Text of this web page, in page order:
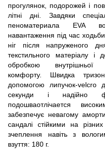
прогулянок, подорожей і
літні дні. Завдяки
пеноматериала EVA
навантаження під час
ніг після напруженого
текстильного матеріалу і
обробкою
комфорту. Швидка
допомогою липучок-velcro
секунди і надійно
подошваотлічается
забезпечує невагому
сандалі стійкими на
зчеплення навіть з
взуття: 180 г.